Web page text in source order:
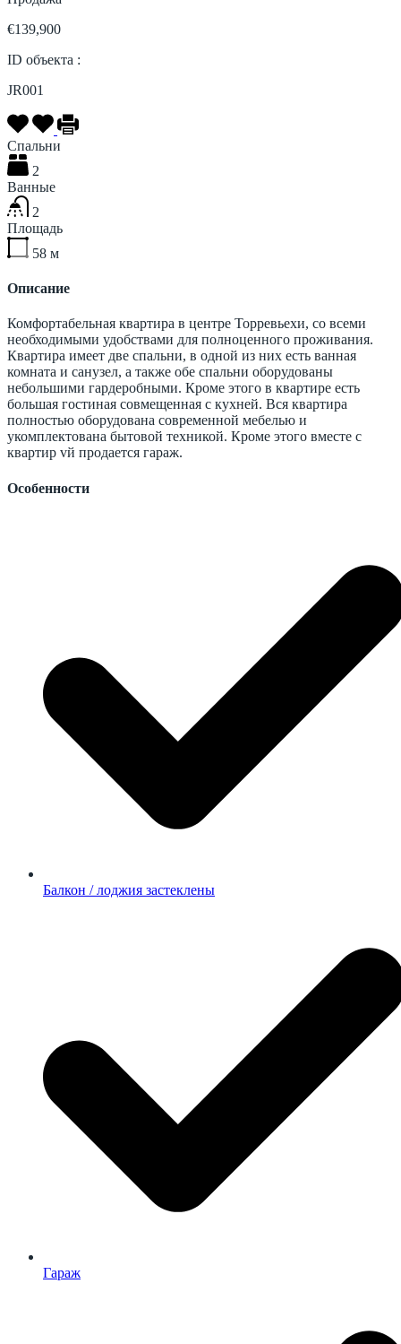
€139,900
ID объекта :
JR001
Спальни
2
Ванные
2
Площадь
58 м
Описание
Комфортабельная квартира в центре Торревьехи, со всеми
необходимыми удобствами для полноценного проживания.
Квартира имеет две спальни, в одной из них есть ванная
комната и санузел, а также обе спальни оборудованы
небольшими гардеробными. Кроме этого в квартире есть
большая гостиная совмещенная с кухней. Вся квартира
полностью оборудована современной мебелью и
укомплектована бытовой техникой. Кроме этого вместе с
квартир vй продается гараж.
Особенности
Балкон / лоджия застеклены
Гараж